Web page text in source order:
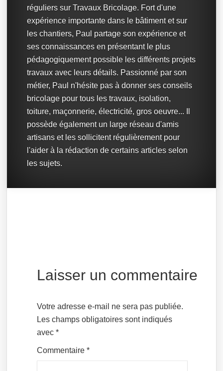
réguliers sur Travaux Bricolage. Fort d'une
expérience importante dans le bâtiment et sur
les chantiers, Paul partage son expérience et
ses connaissances en présentant le plus
pédagogiquement possible les différents projets
travaux avec leurs détails. Passionné par son
métier, Paul n'hésite pas à donner ses conseils
bricolage pour tous les travaux, isolation,
toiture, maçonnerie, électricité, gros oeuvre... Il
possède également un large réseau d'amis
artisans et les sollicitent régulièrement pour
l'aider à la rédaction de certains articles selon
les sujets.
Laisser un commentaire
Votre adresse e-mail ne sera pas publiée.
Les champs obligatoires sont indiqués
avec*
Commentaire*